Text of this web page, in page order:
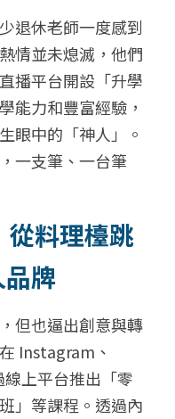
退休老師一度感到
情並未熄滅，他們
播平台開設「升學
能力和豐富經驗，
眼中的「神人」。
一支筆、一台筆
從料理檯跳
牌
但也逼出創意與轉
Instagram、
上平台推出「零
」等課程。透過內